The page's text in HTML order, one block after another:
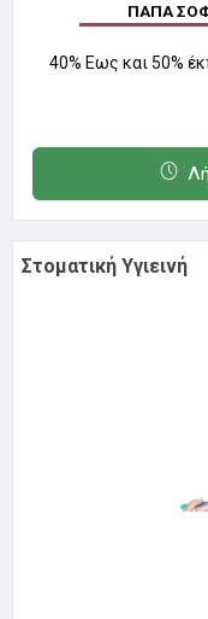
ΠΑΠΑ
40% Eως και 50%
Στοματική Υγιεινή